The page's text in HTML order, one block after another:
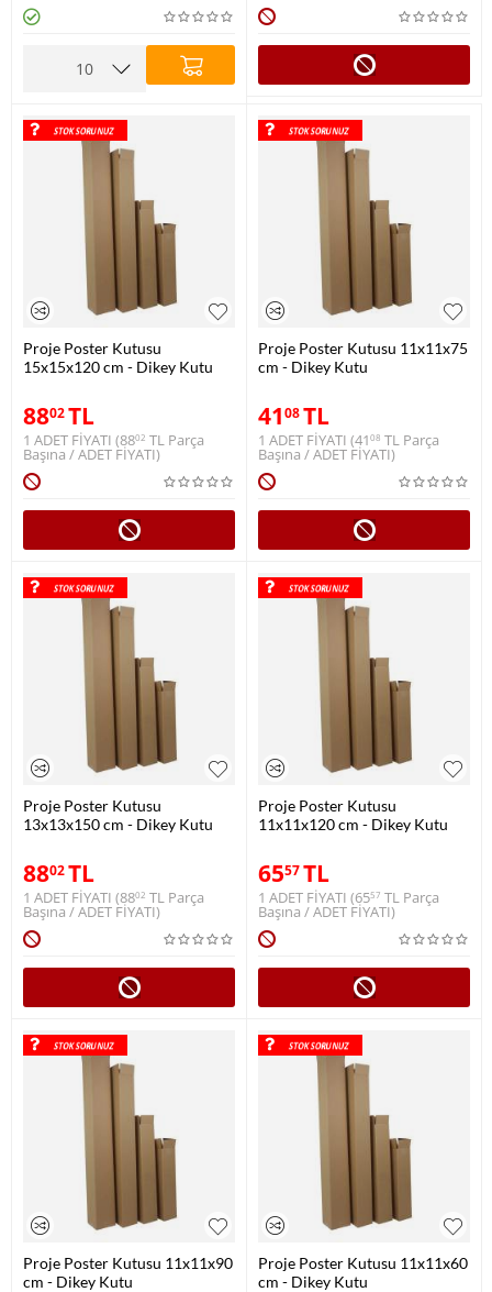
STOK SORUNUZ
Proje Poster Kutusu
15x15x120 cm - Dikey Kutu
8802TL
1 ADET FİYATI (8802 TL Parça
Başına / ADET FİYATI)
STOK SORUNUZ
Proje Poster Kutusu 11x11x75
cm - Dikey Kutu
4108TL
1 ADET FİYATI (41 08 TL Parça
Başına / ADET FİYATI)
STOK SORUNUZ
Proje Poster Kutusu
13x13x150 cm - Dikey Kutu
8802TL
1 ADET FİYATI (8802 TL Parça
Başına / ADET FİYATI)
STOK SORUNUZ
Proje Poster Kutusu
11x11x120 cm - Dikey Kutu
6557TL
1 ADET FİYATI (6557 TL Parça
Başına / ADET FİYATI)
STOK SORUNUZ
Proje Poster Kutusu 11x11x90
cm - Dikey Kutu
STOK SORUNUZ
Proje Poster Kutusu 11x11x60
cm - Dikey Kutu